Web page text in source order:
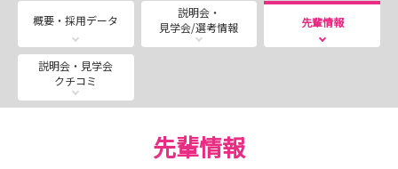
【2027年4月にご入職の方向け 埼玉医科大学マイペ
ージ （新卒＆既卒）】
https://mypage.3070.i-webs.jp/saitama-
med2027/
概要・採用データ
説明会・
見学会/選考情報
先輩情報
説明会・見学会
クチコミ
先輩情報